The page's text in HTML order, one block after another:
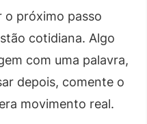
o próximo passo
cotidiana. Algo
com uma palavra,
depois, comente o
movimento real.